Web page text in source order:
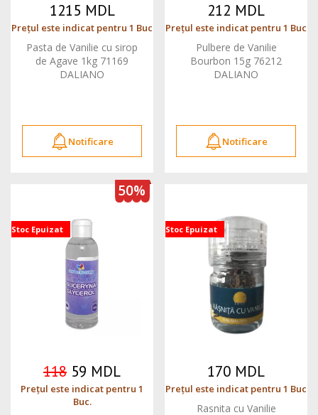
1215 MDL
Prețul este indicat pentru 1 Buc
Pasta de Vanilie cu sirop
de Agave 1kg 71169
DALIANO
Notificare
212 MDL
Prețul este indicat pentru 1 Buc
Pulbere de Vanilie
Bourbon 15g 76212
DALIANO
Notificare
50%
Stoc Epuizat
118 59 MDL
Prețul este indicat pentru 1
Buc.
Stoc Epuizat
170 MDL
Prețul este indicat pentru 1 Buc
Rasnita cu Vanilie